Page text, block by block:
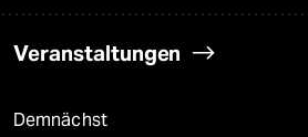
Veranstaltungen
Demnächst